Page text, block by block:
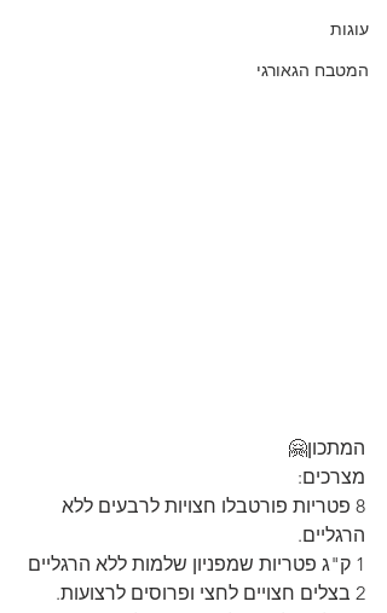
עוגות
המטבח הגאורגי
המתכון🤗
מצרכים:
8 פטריות פורטבלו חצויות לרבעים ללא
הרגליים.
1 ק"ג פטריות שמפניון שלמות ללא הרגליים
2 בצלים חצויים לחצי ופרוסים לרצועות.